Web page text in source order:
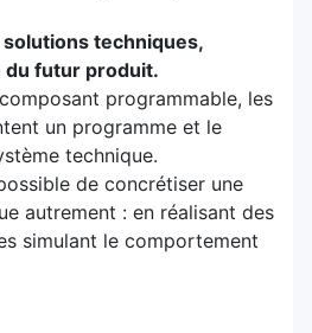
techniques,
du futur produit.
programmable, les
un programme et le
technique.
de concrétiser une
autrement : en réalisant des
simulant le comportement